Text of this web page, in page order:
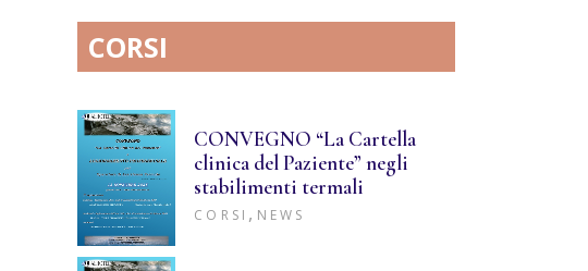
CORSI
CONVEGNO “La Cartella
clinica del Paziente” negli
stabilimenti termali
CORSI , NEWS